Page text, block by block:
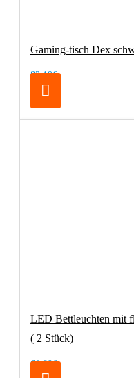
Gaming-tisch Dex
83,19€
LED Bettleuchten mit
( 2 Stück)
66,39€